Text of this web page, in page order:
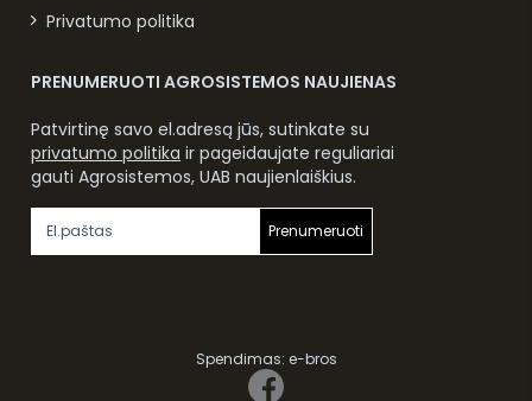
Privatumo politika
PRENUMERUOTI AGROSISTEMOS NAUJIENAS
Patvirtinę savo el.adresą jūs, sutinkate su
privatumo politika ir pageidaujate reguliariai
gauti Agrosistemos, UAB naujienlaiškius.
Prenumeruoti
Spendimas: e-bros